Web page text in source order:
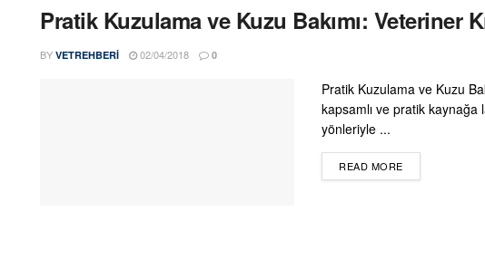
Pratik Kuzulama ve Kuzu Bakımı: Veteriner
BY VETREHBERI 02/04/2018 0
Pratik Kuzulama ve Kuzu
kapsamlı ve pratik kaynağa
yönleriyle ...
READ MOREDETAILS